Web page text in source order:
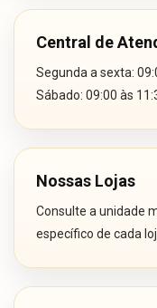
Central de
Segunda a sexta:
Sábado: 09:00 às
Nossas Lojas
Consulte a unidade
específico de cada